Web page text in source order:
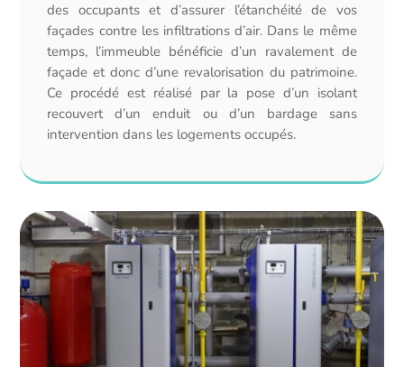
des occupants et d’assurer l’étanchéité de vos
façades contre les infiltrations d’air. Dans le même
temps, l’immeuble bénéficie d’un ravalement de
façade et donc d’une revalorisation du patrimoine.
Ce procédé est réalisé par la pose d’un isolant
recouvert d’un enduit ou d’un bardage sans
intervention dans les logements occupés.